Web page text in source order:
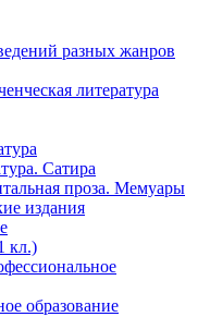
разных жанров
литература
Сатира
проза. Мемуары
издания
кл.)
образование